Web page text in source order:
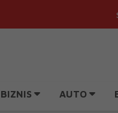
BIZNIS AUTO